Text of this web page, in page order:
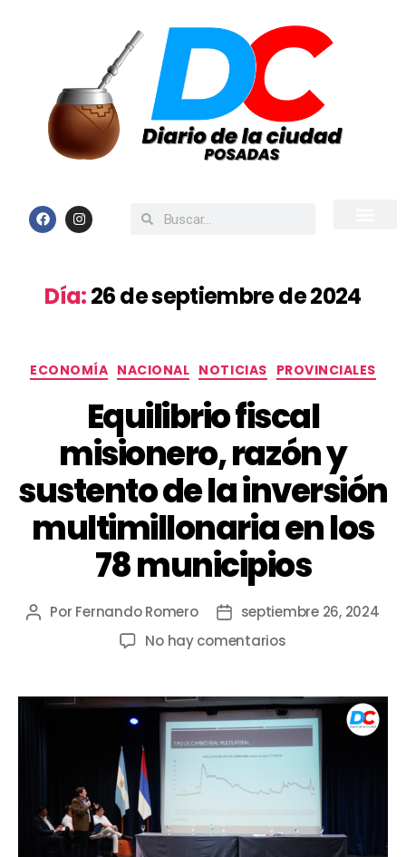
Día:26 de septiembre de 2024
ECONOMÍA NACIONAL NOTICIAS PROVINCIALES
Equilibrio fiscal
misionero, razón y
sustento de la inversión
multimillonaria en los
78 municipios
Por Fernando Romero
septiembre 26, 2024
No hay comentarios